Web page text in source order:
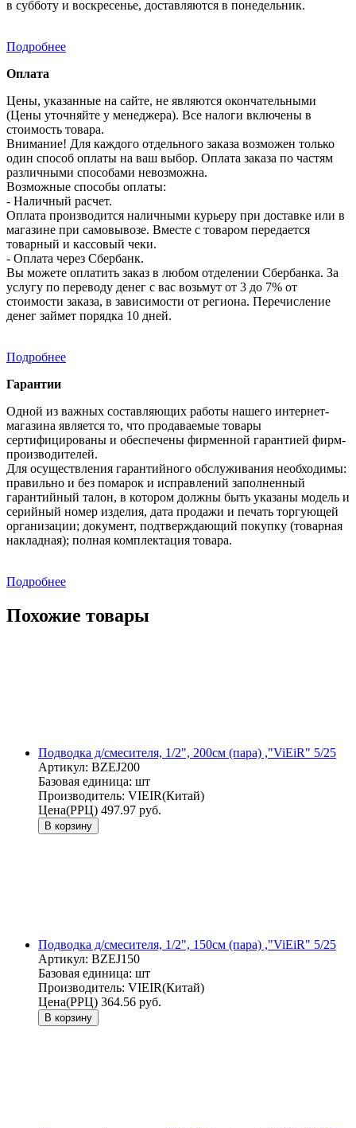
в субботу и воскресенье, доставляются в понедельник.
Подробнее
Оплата
Цены, указанные на сайте, не являются окончательными
(Цены уточняйте у менеджера). Все налоги включены в
стоимость товара.
Внимание! Для каждого отдельного заказа возможен только
один способ оплаты на ваш выбор. Оплата заказа по частям
различными способами невозможна.
Возможные способы оплаты:
- Наличный расчет.
Оплата производится наличными курьеру при доставке или в
магазине при самовывозе. Вместе с товаром передается
товарный и кассовый чеки.
- Оплата через Сбербанк.
Вы можете оплатить заказ в любом отделении Сбербанка. За
услугу по переводу денег с вас возьмут от 3 до 7% от
стоимости заказа, в зависимости от региона. Перечисление
денег займет порядка 10 дней.
Подробнее
Гарантии
Одной из важных составляющих работы нашего интернет-
магазина является то, что продаваемые товары
сертифицированы и обеспечены фирменной гарантией фирм-
производителей.
Для осуществления гарантийного обслуживания необходимы:
правильно и без помарок и исправлений заполненный
гарантийный талон, в котором должны быть указаны модель и
серийный номер изделия, дата продажи и печать торгующей
организации; документ, подтверждающий покупку (товарная
накладная); полная комплектация товара.
Подробнее
Похожие товары
Подводка д/смесителя, 1/2", 200см (пара) ,"ViEiR" 5/25
Артикул: BZEJ200
Базовая единица: шт
Производитель: VIEIR(Китай)
Цена(РРЦ) 497.97 руб.
В корзину
Подводка д/смесителя, 1/2", 150см (пара) ,"ViEiR" 5/25
Артикул: BZEJ150
Базовая единица: шт
Производитель: VIEIR(Китай)
Цена(РРЦ) 364.56 руб.
В корзину